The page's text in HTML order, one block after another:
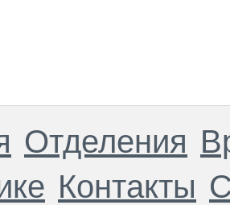
Отделения
Контакты